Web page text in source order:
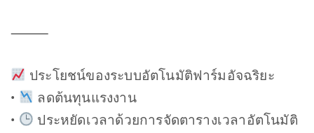
⸻
ประโยชน์ของระบบอัตโนมัติฟาร์มอัจฉริยะ
•
ลดต้นทุนแรงงาน
•
ประหยัดเวลาด้วยการจัดตารางเวลาอัตโนมัติ